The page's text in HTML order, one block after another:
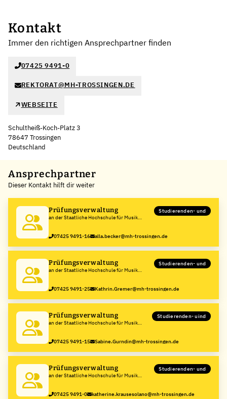
Kontakt
Immer den richtigen Ansprechpartner finden
07425 9491-0
REKTORAT@MH-TROSSINGEN.DE
WEBSEITE
Schultheiß-Koch-Platz 3
78647 Trossingen
Deutschland
+
−
Ansprechpartner
Dieser Kontakt hilft dir weiter
Prüfungsverwaltung
an der Staatliche Hochschule für Musik
Studierenden- und
07425 9491-16 alla.becker@mh-trossingen.de
Prüfungsverwaltung
an der Staatliche Hochschule für Musik
Studierenden- und
07425 9491-25 Kathrin.Gremer@mh-trossingen.de
Prüfungsverwaltung
an der Staatliche Hochschule für Musik
Studierenden- uind
07425 9491-15 Sabine.Gurndin@mh-trossingen.de
Prüfungsverwaltung
an der Staatliche Hochschule für Musik
Studierenden- und
07425 9491-0 katherine.krausesolano@mh-trossingen.de